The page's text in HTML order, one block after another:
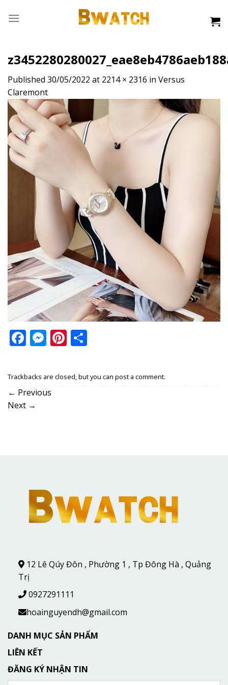
Published 30/05/2022 at 2214 × 2316 in Versus
Claremont
Facebook
Messenger
Pinterest
Trackbacks are closed, but you can post a comment.
← Previous
Next →
12 Lê Qúy Đôn , Phường 1 , Tp Đông Hà , Quảng
Trị
0927291111
hoainguyendh@gmail.com
DANH MỤC SẢN PHẨM
LIÊN KẾT
ĐĂNG KÝ NHẬN TIN